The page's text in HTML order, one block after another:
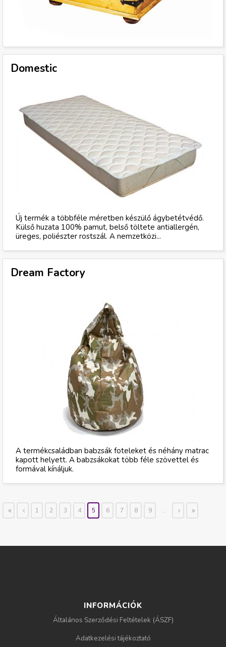
Domestic
Új termék a többféle méretben készülő ágybetétvédő.
Külső huzata 100% pamut, belső töltete antiallergén,
üreges, poliészter rostszál. A nemzetközi...
Dream Factory
A termékcsaládban babzsák foteleket és néhány matrac
kapott helyett. A babzsákokat több féle szövettel és
formával kínáljuk.
1 2 3 4 5 6 7 8 9
…
INFORMÁCIÓK
Általános Szerződési Feltételek (ÁSZF)
Adatkezelési tájékoztató